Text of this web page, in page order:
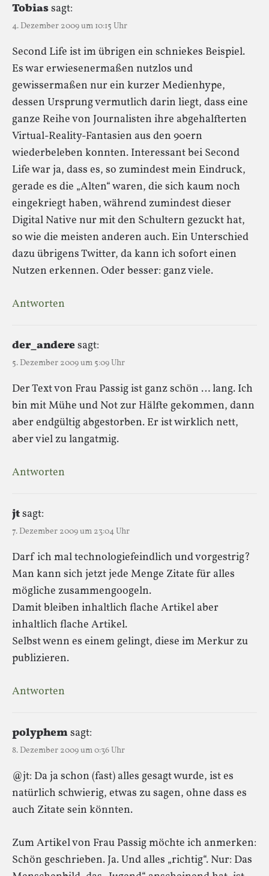
Tobiassagt:
4. Dezember 2009 um 10:15 Uhr
Second Life ist im übrigen ein schniekes Beispiel.
Es war erwiesenermaßen nutzlos und
gewissermaßen nur ein kurzer Medienhype,
dessen Ursprung vermutlich darin liegt, dass eine
ganze Reihe von Journalisten ihre abgehalfterten
Virtual-Reality-Fantasien aus den 90ern
wiederbeleben konnten. Interessant bei Second
Life war ja, dass es, so zumindest mein Eindruck,
gerade es die „Alten“ waren, die sich kaum noch
eingekriegt haben, während zumindest dieser
Digital Native nur mit den Schultern gezuckt hat,
so wie die meisten anderen auch. Ein Unterschied
dazu übrigens Twitter, da kann ich sofort einen
Nutzen erkennen. Oder besser: ganz viele.
Antworten
der_anderesagt:
5. Dezember 2009 um 5:09 Uhr
Der Text von Frau Passig ist ganz schön … lang. Ich
bin mit Mühe und Not zur Hälfte gekommen, dann
aber endgültig abgestorben. Er ist wirklich nett,
aber viel zu langatmig.
Antworten
jtsagt:
7. Dezember 2009 um 23:04 Uhr
Darf ich mal technologiefeindlich und vorgestrig?
Man kann sich jetzt jede Menge Zitate für alles
mögliche zusammengoogeln.
Damit bleiben inhaltlich flache Artikel aber
inhaltlich flache Artikel.
Selbst wenn es einem gelingt, diese im Merkur zu
publizieren.
Antworten
polyphemsagt:
8. Dezember 2009 um 0:36 Uhr
@jt: Da ja schon (fast) alles gesagt wurde, ist es
natürlich schwierig, etwas zu sagen, ohne dass es
auch Zitate sein könnten.
Zum Artikel von Frau Passig möchte ich anmerken:
Schön geschrieben. Ja. Und alles „richtig“. Nur: Das